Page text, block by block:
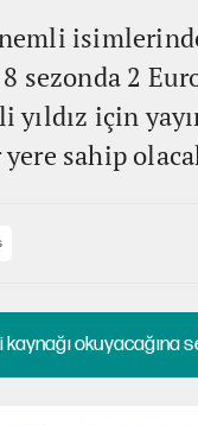
sezonda 2
yıldız için
sahip
okuyacağına